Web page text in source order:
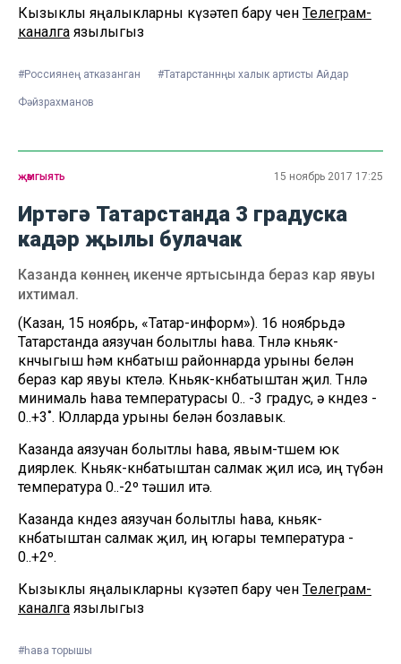
Кызыклы яңалыкларны күзәтеп бару өчен Телеграм-
каналга язылыгыз
#Россиянең атказанган #Татарстаннңы халык артисты Айдар
Фәйзрахманов
җәмгыять 15 ноябрь 2017 17:25
Иртәгә Татарстанда 3 градуска
кадәр җылы булачак
Казанда көннең икенче яртысында бераз кар явуы
ихтимал.
(Казан, 15 ноябрь, «Татар-информ»). 16 ноябрьдә
Татарстанда аязучан болытлы һава. Төнлә көньяк-
көнчыгыш һәм көнбатыш районнарда урыны белән
бераз кар явуы көтелә. Көньяк-көнбатыштан җил. Төнлә
минималь һава температурасы 0.. -3 градус, ә көндез -
0..+3˚. Юлларда урыны белән бозлавык.
Казанда аязучан болытлы һава, явым-төшем юк
диярлек. Көньяк-көнбатыштан салмак җил исә, иң түбән
температура 0..-2º тәшил итә.
Казанда көндез аязучан болытлы һава, көньяк-
көнбатыштан салмак җил, иң югары температура -
0..+2º.
Кызыклы яңалыкларны күзәтеп бару өчен Телеграм-
каналга язылыгыз
#һава торышы